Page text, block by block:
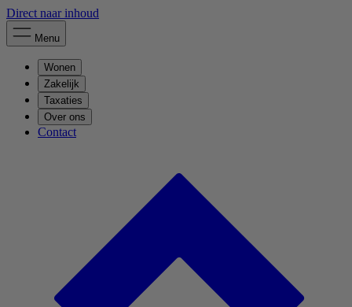
Direct naar inhoud
Menu
Wonen
Zakelijk
Taxaties
Over ons
Contact